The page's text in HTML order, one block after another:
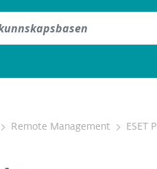
Remote Management ESET